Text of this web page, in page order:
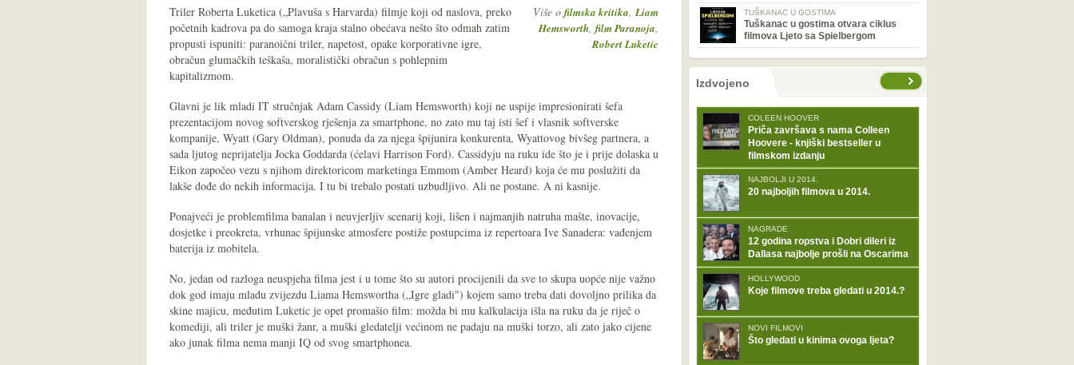
Više o filmska kritika,Liam
Hemsworth, film Paranoja,
Robert Luketic
Triler Roberta Luketica („Plavuša s Harvarda) filmje koji od naslova, preko
početnih kadrova pa do samoga kraja stalno obećava nešto što odmah zatim
propusti ispuniti: paranoični triler, napetost, opake korporativne igre,
obračun glumačkih teškaša, moralistički obračun s pohlepnim
kapitalizmom.
Glavni je lik mladi IT stručnjak Adam Cassidy (Liam Hemsworth) koji ne uspije impresionirati šefa
prezentacijom novog softverskog rješenja za smartphone, no zato mu taj isti šef i vlasnik softverske
kompanije, Wyatt (Gary Oldman), ponuda da za njega špijunira konkurenta, Wyattovog bivšeg partnera, a
sada ljutog neprijatelja Jocka Goddarda (ćelavi Harrison Ford). Cassidyju na ruku ide što je i prije dolaska u
Eikon započeo vezu s njihom direktoricom marketinga Emmom (Amber Heard) koja će mu poslužiti da
lakše dođe do nekih informacija. I tu bi trebalo postati uzbudljivo. Ali ne postane. A ni kasnije.
Ponajveći je problemfilma banalan i neuvjerljiv scenarij koji, lišen i najmanjih natruha mašte, inovacije,
dosjetke i preokreta, vrhunac špijunske atmosfere postiže postupcima iz repertoara Ive Sanadera: vađenjem
baterija iz mobitela.
No, jedan od razloga neuspjeha filma jest i u tome što su autori procijenili da sve to skupa uopće nije važno
dok god imaju mladu zvijezdu Liama Hemswortha („Igre gladi") kojem samo treba dati dovoljno prilika da
skine majicu, međutim Luketic je opet promašio film: možda bi mu kalkulacija išla na ruku da je riječ o
komediji, ali triler je muški žanr, a muški gledatelji većinom ne padaju na muški torzo, ali zato jako cijene
ako junak filma nema manji IQ od svog smartphonea.
TUŠKANAC U GOSTIMA
Tuškanac u gostima otvara ciklus
filmova Ljeto sa Spielbergom
nema prethodne stranice
sljedećeIzdvojeno
COLEEN HOOVER
Priča završava s nama Colleen
Hoovere - knjiški bestseller u
filmskom izdanju
NAJBOLJI U 2014.
20 najboljih filmova u 2014.
NAGRADE
12 godina ropstva i Dobri dileri iz
Dallasa najbolje prošli na Oscarima
HOLLYWOOD
Koje filmove treba gledati u 2014.?
NOVI FILMOVI
Što gledati u kinima ovoga ljeta?